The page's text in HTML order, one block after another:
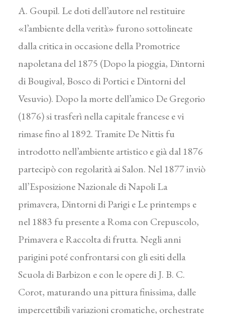
A. Goupil. Le doti dell’autore nel restituire
«l’ambiente della verità» furono sottolineate
dalla critica in occasione della Promotrice
napoletana del 1875 (Dopo la pioggia, Dintorni
di Bougival, Bosco di Portici e Dintorni del
Vesuvio). Dopo la morte dell’amico De Gregorio
(1876) si trasferì nella capitale francese e vi
rimase fino al 1892. Tramite De Nittis fu
introdotto nell’ambiente artistico e già dal 1876
partecipò con regolarità ai Salon. Nel 1877 inviò
all’Esposizione Nazionale di Napoli La
primavera, Dintorni di Parigi e Le printemps e
nel 1883 fu presente a Roma con Crepuscolo,
Primavera e Raccolta di frutta. Negli anni
parigini poté confrontarsi con gli esiti della
Scuola di Barbizon e con le opere di J. B. C.
Corot, maturando una pittura finissima, dalle
impercettibili variazioni cromatiche, orchestrate